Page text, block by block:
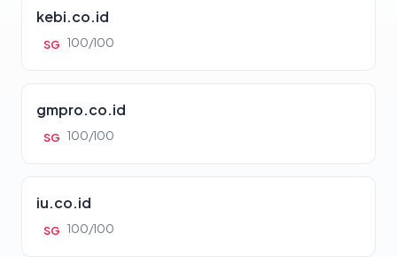
kebi.co.id
SG 100/100
gmpro.co.id
SG 100/100
iu.co.id
SG 100/100